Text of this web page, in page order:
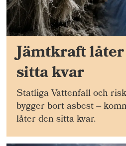
Jämtkraft
sitta kvar
Statliga Vattenfall och
bygger bort asbest –
låter den sitta kvar.